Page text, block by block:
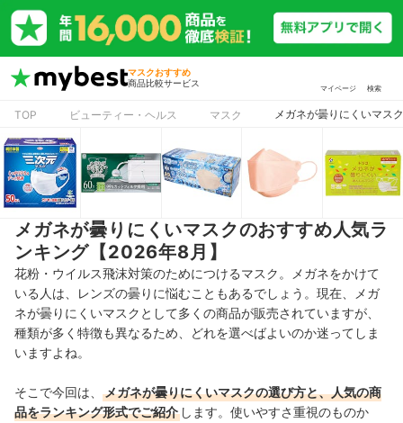
マスクおすすめ
商品比較サービス
マイページ 検索
TOP ビューティー・ヘルス マスク メガネが曇りにくいマス
メガネが曇りにくいマスクのおすすめ人気ラ
ンキング【2026年8月】
花粉・ウイルス飛沫対策のためにつけるマスク。メガネをかけて
いる人は、レンズの曇りに悩むこともあるでしょう。現在、メガ
ネが曇りにくいマスクとして多くの商品が販売されていますが、
種類が多く特徴も異なるため、どれを選べばよいのか迷ってしま
いますよね。
そこで今回は、
メガネが曇りにくいマスクの選び方と、人気の商
品をランキング形式でご紹介 します。使いやすさ重視のものか